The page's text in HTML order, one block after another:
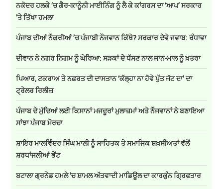
ਨਕੋਦਰ ਹਲਕੇ ’ਚ ਗੈਰ-ਕਾਨੂੰਨੀ ਮਾਈਨਿੰਗ ਨੂੰ ਲੈ ਕੇ ਕਾਂਗਰਸ ਦਾ ‘ਆਪ’ ਸਰਕਾਰ
’ਤੇ ਤਿੱਖਾ ਹਮਲਾ
ਪੰਜਾਬ ਦੀਆਂ ਨੌਕਰੀਆਂ ’ਚ ਪੰਜਾਬੀ ਨੌਜਵਾਨ ਕਿੱਥੇ? ਸਰਕਾਰ ਦੇਵੇ ਜਵਾਬ: ਰੰਧਾਵਾ
ਦੀਵਾਨ ਨੇ ਨਗਰ ਨਿਗਮ ਨੂੰ ਘੇਰਿਆ: ਸੜਕਾਂ ਦੇ ਧੱਸਣ ਨਾਲ ਜਾਨ-ਮਾਲ ਨੂੰ ਖ਼ਤਰਾ
ਪਿਆਰ, ਟਕਰਾਅ ਤੇ ਨਫ਼ਰਤ ਦੀ ਦਾਸਤਾਨ ‘ਕੱਲ੍ਹਾ ਨਾ ਹੋਵੇ ਪੁੱਤ ਜੱਟ ਦਾ’ ਦਾ
ਟ੍ਰੇਲਰ ਰਿਲੀਜ਼
ਪੰਜਾਬ ਦੇ ਮੁੱਦਿਆਂ ਲਈ ਕਿਸਾਨਾਂ ਮਜਦੂਰਾਂ ਮੁਲਾਜ਼ਮਾਂ ਅਤੇ ਨੌਜਵਾਨਾਂ ਨੇ ਬਣਾਇਆ
ਸਾਂਝਾ ਪੰਜਾਬ ਮੋਰਚਾ
ਸ਼ਾਇਰ ਮਾਲਵਿੰਦਰ ਸਿੰਘ ਮਾਲੀ ਨੂੰ ਸਾਹਿਤਕ ਤੇ ਸਮਾਜਿਕ ਸ਼ਖ਼ਸੀਅਤਾਂ ਵੱਲੋਂ
ਸ਼ਰਧਾਂਜਲੀਆਂ ਭੇਂਟ
ਬਟਾਲਾ ਗ੍ਰਨੇਡ ਹਮਲੇ ’ਚ ਸ਼ਾਮਲ ਅੱਤਵਾਦੀ ਮਾਡਿਊਲ ਦਾ ਕਾਰਕੁੰਨ ਗ੍ਰਿਫਤਾਰ